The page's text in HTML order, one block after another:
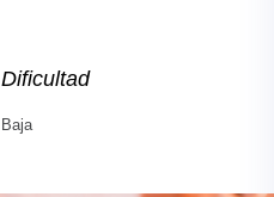
Dificultad
Baja